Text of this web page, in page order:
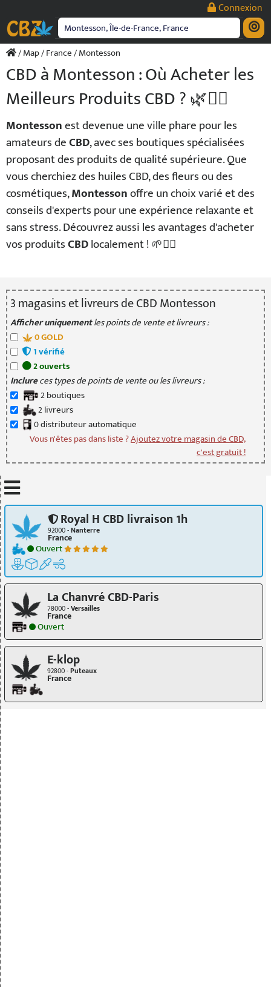
contenu
Connexion
/Map/France/ Montesson
CBD à Montesson : Où Acheter les
Meilleurs Produits CBD ? 🌿💆‍♂️
Montessonest devenue une ville phare pour les
amateurs deCBD, avec ses boutiques spécialisées
proposant des produits de qualité supérieure. Que
vous cherchiez des huiles CBD, des fleurs ou des
cosmétiques,Montessonoffre un choix varié et des
conseils d'experts pour une expérience relaxante et
sans stress. Découvrez aussi les avantages d'acheter
vos produitsCBDlocalement ! 🌱💆‍♀️
3magasinset livreursde CBD Montesson
Afficher uniquementles points de vente et livreurs :
0GOLD
1vérifié
2ouverts
Inclureces types de points de vente ou les livreurs :
2boutiques
2livreurs
0distributeurautomatique
Vous n'êtes pas dans liste ?Ajoutez votre magasin de CBD,
c'est gratuit !
Royal H CBD livraison 1h
92000 -Nanterre
France
Ouvert
La Chanvré CBD-Paris
78000 -Versailles
France
Ouvert
E-klop
92800 -Puteaux
France